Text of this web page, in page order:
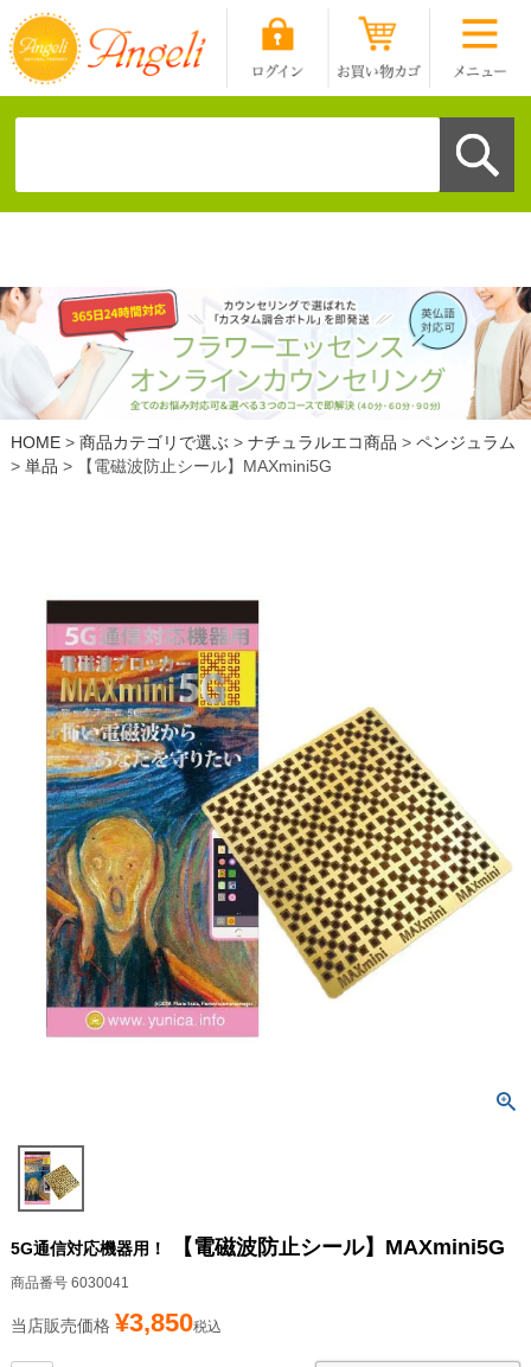
HOME 商品カテゴリで選ぶ ナチュラルエコ商品
ペンジュラム
単品
【電磁波防止シール】MAXmini5G
5G通信対応機器用！ 【電磁波防止シール】MAXmini5G
商品番号 6030041
当店販売価格 ¥3,850税込